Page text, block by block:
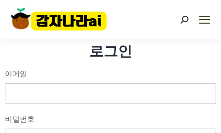
로그인
이메일
비밀번호